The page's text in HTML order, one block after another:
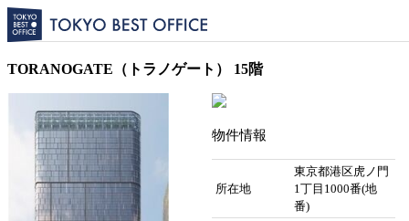
TORANOGATE（トラノゲート） 15階
物件情報
所在地
東京都港区虎ノ門
1丁目1000番(地
番)